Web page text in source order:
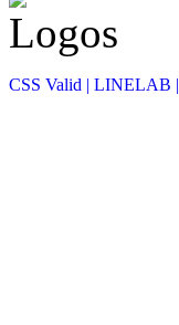
CSS Valid | LINELAB |